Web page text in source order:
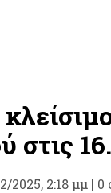
στις
2025, 2:18 μμ | 0